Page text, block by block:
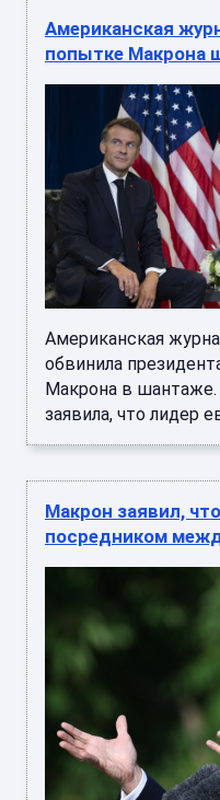
Американская
попытке Макрона
Американская
обвинила
Макрона в
заявила, что лидер
Макрон заявил,
посредником